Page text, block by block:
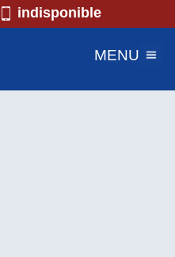
indisponible
MENU